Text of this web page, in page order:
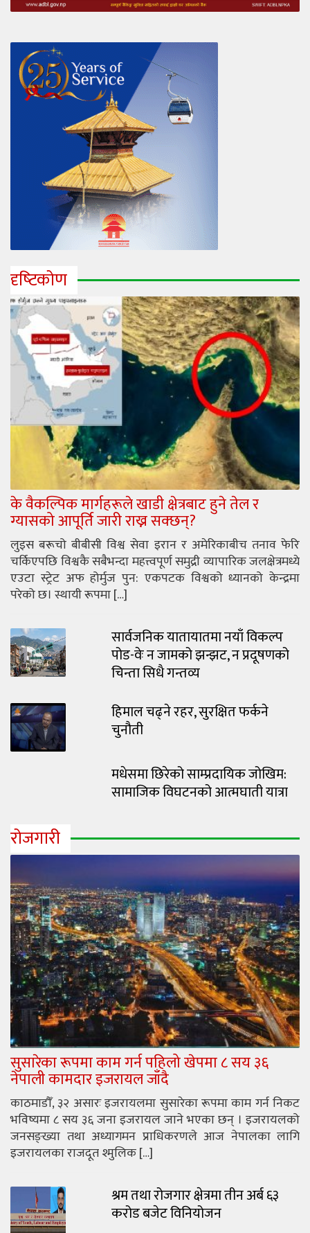
दृष्‍टिकोण
के वैकल्पिक मार्गहरूले खाडी क्षेत्रबाट हुने तेल र
ग्यासको आपूर्ति जारी राख्न सक्छन्?
लुइस बरूचो बीबीसी विश्व सेवा इरान र अमेरिकाबीच तनाव फेरि
चर्किएपछि विश्वकै सबैभन्दा महत्त्वपूर्ण समुद्री व्यापारिक जलक्षेत्रमध्ये
एउटा स्ट्रेट अफ होर्मुज पुन: एकपटक विश्वको ध्यानको केन्द्रमा
परेको छ। स्थायी रूपमा […]
सार्वजनिक यातायातमा नयाँ विकल्प
पोड-वेः न जामको झन्झट, न प्रदूषणको
चिन्ता सिधै गन्तव्य
हिमाल चढ्ने रहर, सुरक्षित फर्कने
चुनौती
मधेसमा छिरेको साम्प्रदायिक जोखिम:
सामाजिक विघटनको आत्मघाती यात्रा
रोजगारी
सुसारेका रूपमा काम गर्न पहिलो खेपमा ८ सय ३६
नेपाली कामदार इजरायल जाँदै
काठमाडौँ, ३२ असारः इजरायलमा सुसारेका रूपमा काम गर्न निकट
भविष्यमा ८ सय ३६ जना इजरायल जाने भएका छन् । इजरायलको
जनसङ्ख्या तथा अध्यागमन प्राधिकरणले आज नेपालका लागि
इजरायलका राजदूत श्मुलिक […]
श्रम तथा रोजगार क्षेत्रमा तीन अर्ब ६३
करोड बजेट विनियोजन